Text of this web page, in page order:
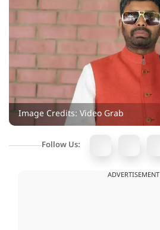
Image Credits: Video Grab
Follow Us:
ADVERTISEMENT